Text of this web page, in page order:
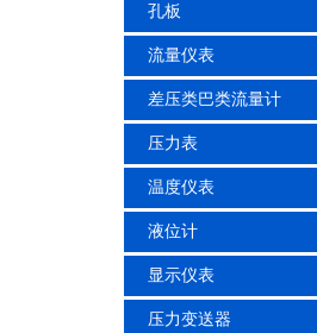
孔板
流量仪表
差压类巴类流量计
压力表
温度仪表
液位计
显示仪表
压力变送器